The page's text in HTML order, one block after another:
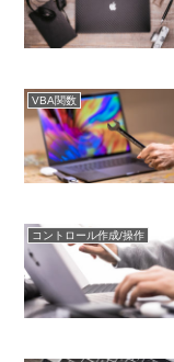
VBA関数
コントロール作成/操作